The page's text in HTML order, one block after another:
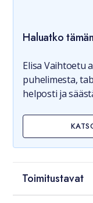
Haluatko
Elisa Vaihtoetu
puhelimesta,
helposti ja
Toimitustavat